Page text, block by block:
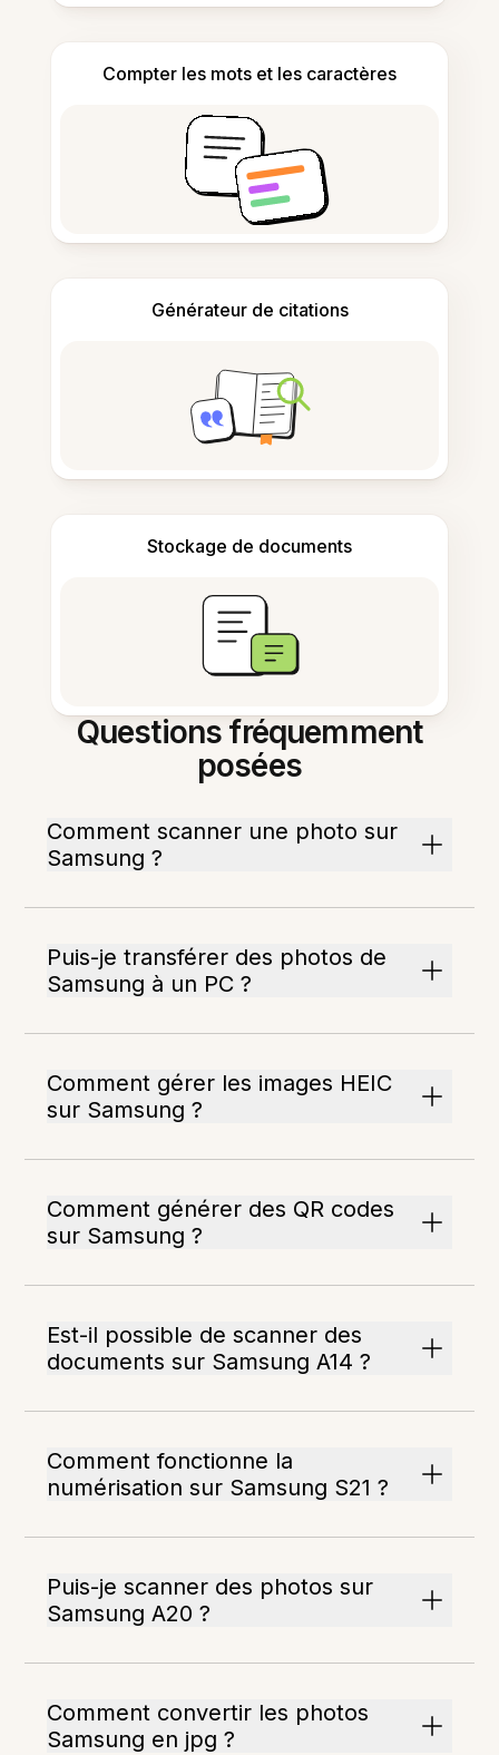
Compter les mots et les caractères
Générateur de citations
Stockage de documents
Questions fréquemment
posées
Comment scanner une photo sur
Samsung ?
Puis-je transférer des photos de
Samsung à un PC ?
Comment gérer les images HEIC
sur Samsung ?
Comment générer des QR codes
sur Samsung ?
Est-il possible de scanner des
documents sur Samsung A14 ?
Comment fonctionne la
numérisation sur Samsung S21 ?
Puis-je scanner des photos sur
Samsung A20 ?
Comment convertir les photos
Samsung en jpg ?